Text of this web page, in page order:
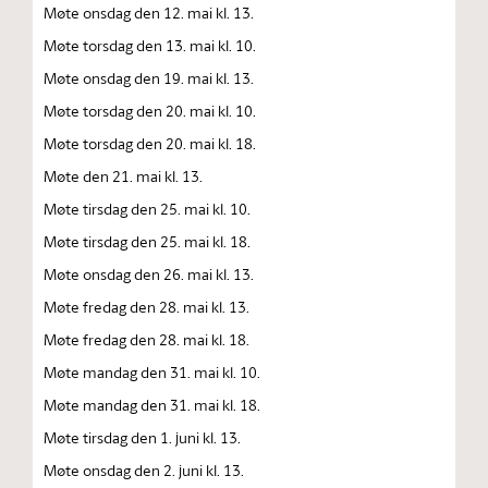
Møte onsdag den 12. mai kl. 13.
Møte torsdag den 13. mai kl. 10.
Møte onsdag den 19. mai kl. 13.
Møte torsdag den 20. mai kl. 10.
Møte torsdag den 20. mai kl. 18.
Møte den 21. mai kl. 13.
Møte tirsdag den 25. mai kl. 10.
Møte tirsdag den 25. mai kl. 18.
Møte onsdag den 26. mai kl. 13.
Møte fredag den 28. mai kl. 13.
Møte fredag den 28. mai kl. 18.
Møte mandag den 31. mai kl. 10.
Møte mandag den 31. mai kl. 18.
Møte tirsdag den 1. juni kl. 13.
Møte onsdag den 2. juni kl. 13.